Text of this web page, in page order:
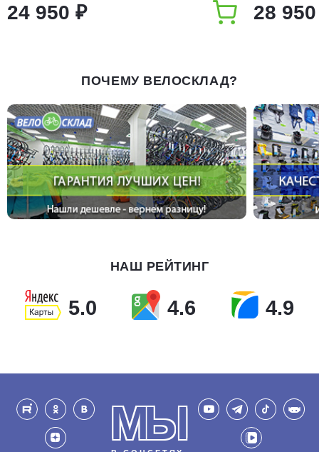
24 950 ₽ 28
ПОЧЕМУ ВЕЛОСКЛАД?
НАШ РЕЙТИНГ
5.0 4.6 4.9
МЫ